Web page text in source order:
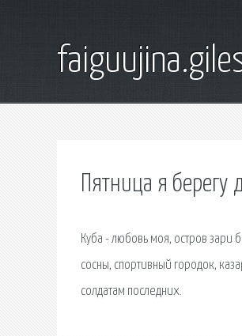
Пятница я
Куба - любовь моя, остров зари
сосны, спортивный городок,
солдатам последних.